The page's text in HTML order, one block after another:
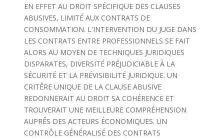
EN EFFET AU DROIT SPÉCIFIQUE DES CLAUSES
ABUSIVES, LIMITÉ AUX CONTRATS DE
CONSOMMATION. L'INTERVENTION DU JUGE DANS
LES CONTRATS ENTRE PROFESSIONNELS SE FAIT
ALORS AU MOYEN DE TECHNIQUES JURIDIQUES
DISPARATES, DIVERSITÉ PRÉJUDICIABLE À LA
SÉCURITÉ ET LA PRÉVISIBILITÉ JURIDIQUE. UN
CRITÊRE UNIQUE DE LA CLAUSE ABUSIVE
REDONNERAIT AU DROIT SA COHÉRENCE ET
TROUVERAIT UNE MEILLEURE COMPRÉHENSION
AUPRÊS DES ACTEURS ÉCONOMIQUES. UN
CONTRÔLE GÉNÉRALISÉ DES CONTRATS